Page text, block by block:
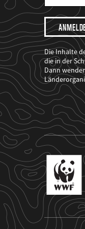
Mail
Adresse
Ich
möchte,
dass
der
WWF
mich
über
seine
Projekte
informiert.
Die Inhalte
die in der
Dann